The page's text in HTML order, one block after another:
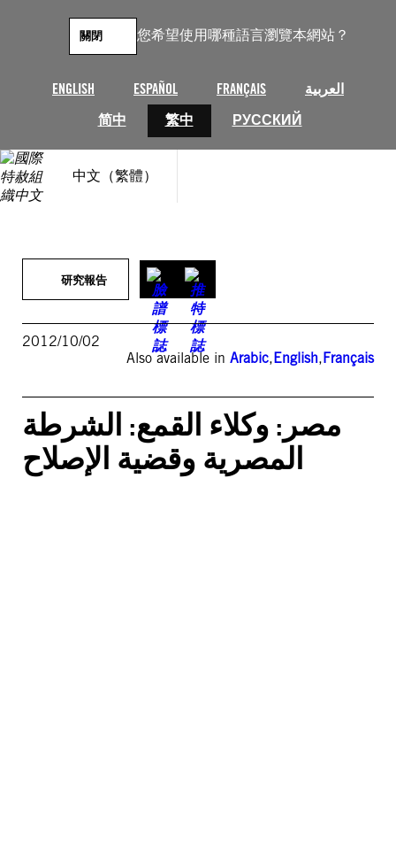
您希望使用哪種語言瀏覽本網站？
ENGLISH ESPAÑOL FRANÇAIS
العربية
简中
繁中 РУССКИЙ
關閉
中文（繁體）
研究報告
2012/10/02
Also available in Arabic,English,Français
مصر: وكلاء القمع: الشرطة
المصرية وقضية الإصلاح